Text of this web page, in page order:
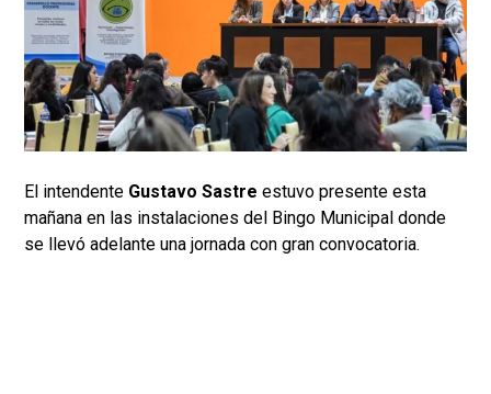
El intendente Gustavo Sastre estuvo presente esta
mañana en las instalaciones del Bingo Municipal donde
se llevó adelante una jornada con gran convocatoria.